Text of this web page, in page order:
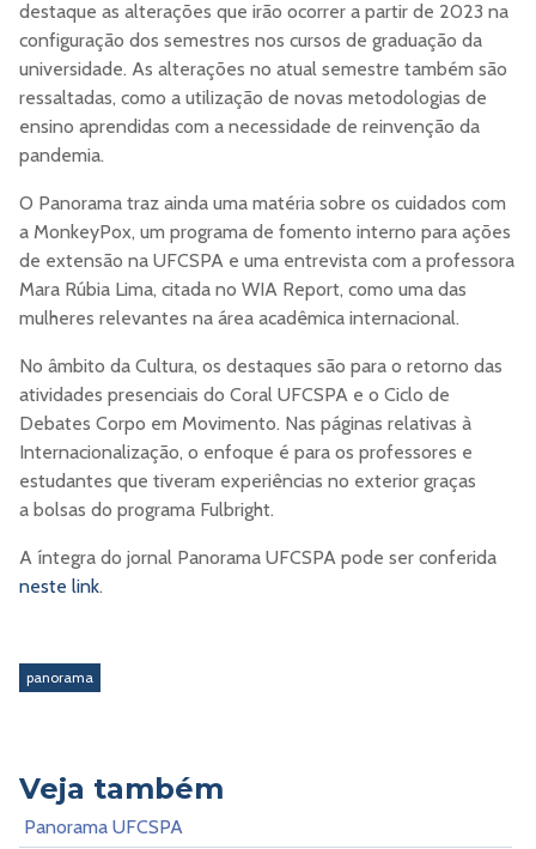
destaque as alterações que irão ocorrer a partir de 2023 na
configuração dos semestres nos cursos de graduação da
universidade. As alterações no atual semestre também são
ressaltadas, como a utilização de novas metodologias de
ensino aprendidas com a necessidade de reinvenção da
pandemia.
O Panorama traz ainda uma matéria sobre os cuidados com
a MonkeyPox, um programa de fomento interno para ações
de extensão na UFCSPA e uma entrevista com a professora
Mara Rúbia Lima, citada no WIA Report, como uma das
mulheres relevantes na área acadêmica internacional.
No âmbito da Cultura, os destaques são para o retorno das
atividades presenciais do Coral UFCSPA e o Ciclo de
Debates Corpo em Movimento. Nas páginas relativas à
Internacionalização, o enfoque é para os professores e
estudantes que tiveram experiências no exterior graças
a bolsas do programa Fulbright.
A íntegra do jornal Panorama UFCSPA pode ser conferida
neste link.
panorama
Veja também
Panorama UFCSPA